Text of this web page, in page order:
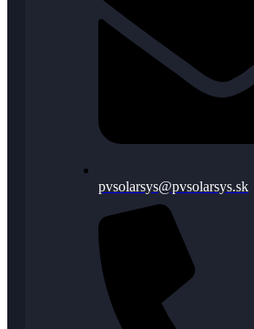
pvsolarsys@pvsolarsys.sk